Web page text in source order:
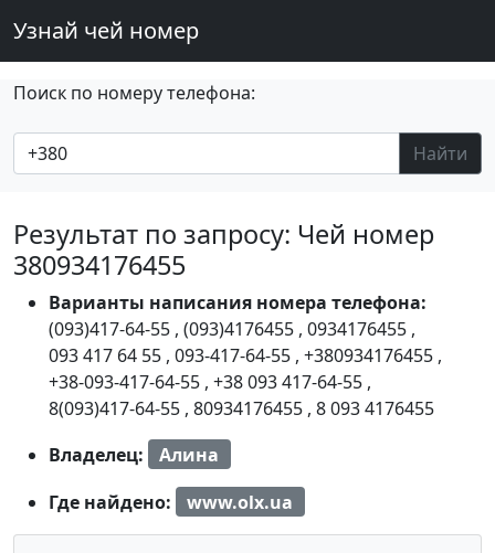
Узнай чей номер
Поиск по номеру телефона:
Найти
Результат по запросу: Чей номер
380934176455
Варианты написания номера телефона:
(093)417-64-55 , (093)4176455 , 0934176455 ,
093 417 64 55 , 093-417-64-55 , +380934176455 ,
+38-093-417-64-55 , +38 093 417-64-55 ,
8(093)417-64-55 , 80934176455 , 8 093 4176455
Владелец:
Алина
Где найдено:
www.olx.ua